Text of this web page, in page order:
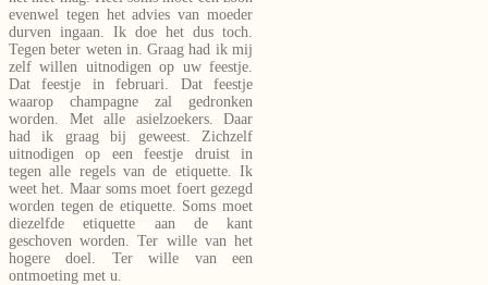
evenwel tegen het advies van moeder
durven ingaan. Ik doe het dus toch.
Tegen beter weten in. Graag had ik mij
zelf willen uitnodigen op uw feestje.
Dat feestje in februari. Dat feestje
waarop champagne zal gedronken
worden. Met alle asielzoekers. Daar
had ik graag bij geweest. Zichzelf
uitnodigen op een feestje druist in
tegen alle regels van de etiquette. Ik
weet het. Maar soms moet foert gezegd
worden tegen de etiquette. Soms moet
diezelfde etiquette aan de kant
geschoven worden. Ter wille van het
hogere doel. Ter wille van een
ontmoeting met u.